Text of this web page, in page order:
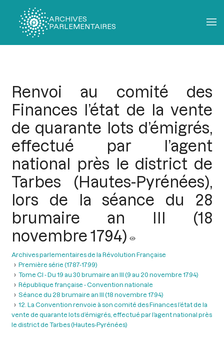
ARCHIVES
PARLEMENTAIRES
Renvoi au comité des
Finances l’état de la vente
de quarante lots d’émigrés,
effectué par l’agent
national près le district de
Tarbes (Hautes-Pyrénées),
lors de la séance du 28
brumaire an III (18
novembre 1794)
Archives parlementaires de la Révolution Française
Première série (1787-1799)
Tome CI - Du 19 au 30 brumaire an III (9 au 20 novembre 1794)
République française - Convention nationale
Séance du 28 brumaire an III (18 novembre 1794)
12. La Convention renvoie à son comité des Finances l’état de la
vente de quarante lots d’émigrés, effectué par l’agent national près
le district de Tarbes (Hautes-Pyrénées)